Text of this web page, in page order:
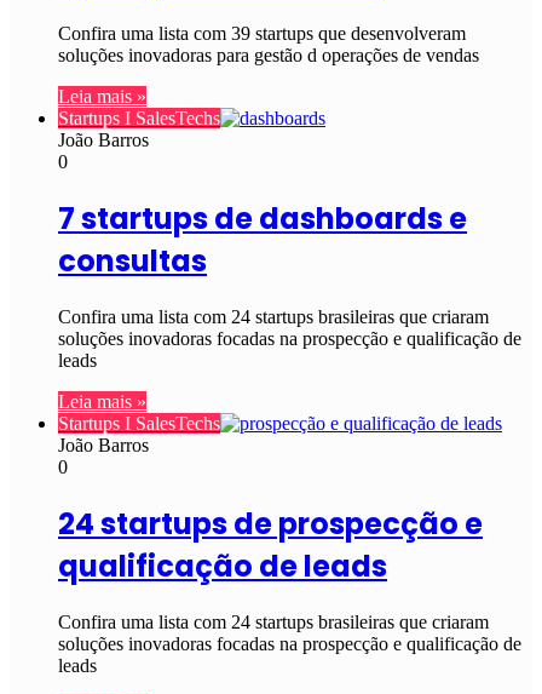
Confira uma lista com 39 startups que desenvolveram
soluções inovadoras para gestão d operações de vendas
Leia mais »
Startups I SalesTechs
João Barros
0
7 startups de dashboards e
consultas
Confira uma lista com 24 startups brasileiras que criaram
soluções inovadoras focadas na prospecção e qualificação de
leads
Leia mais »
Startups I SalesTechs
João Barros
0
24 startups de prospecção e
qualificação de leads
Confira uma lista com 24 startups brasileiras que criaram
soluções inovadoras focadas na prospecção e qualificação de
leads